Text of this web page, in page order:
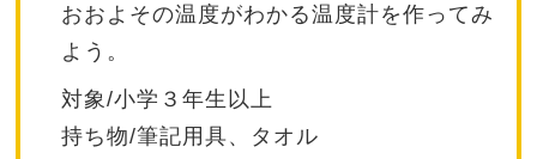
おおよその温度がわかる温度計を作ってみ
よう。
対象/小学３年生以上
持ち物/筆記用具、タオル